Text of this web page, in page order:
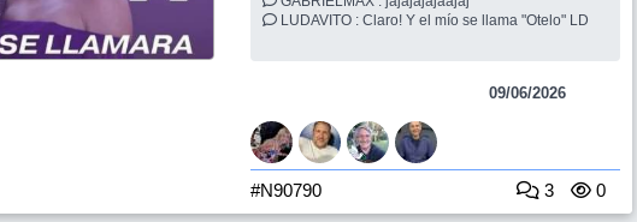
LUDAVITO : Claro! Y el mío se llama "Otelo" LD
09/06/2026
#N90790 3 0